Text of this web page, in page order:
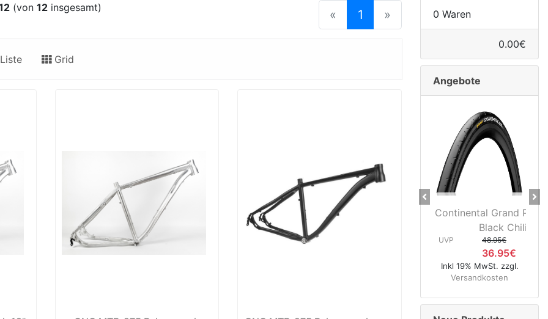
(von 12 insgesamt) « 1 (current)
»
Grid
0 Waren
0.00€
Angebote
Continental Grand Prix 30-622
48.95€
Inkl 19% MwSt. zzgl.
Continental
622
UVP
Inkl 19% MwSt.
Versandkosten
Previous